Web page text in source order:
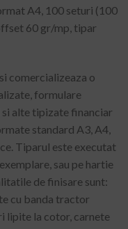
A4, 100 seturi (100
60 gr/mp, tipar
comercializeaza o
formulare
alte tipizate financiar
standard A3, A4,
Tiparul este executat
sau pe hartie
de finisare sunt:
cu banda tractor
lipite la cotor, carnete